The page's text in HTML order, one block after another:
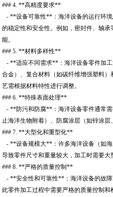
### 4. **高精度要求**
- **设备可靠性**：海洋设备的运行环
的稳定性和安全性。例如，密封件、轴
能。
### 5. **材料多样性**
- **适应不同需求**：海洋设备零件加
合金）、复合材料（如碳纤维增强塑料
艺需根据材料特性进行调整。
### 6. **特殊表面处理**
- **防污和防腐**：海洋设备零件通常
止海洋生物附着）、防腐涂层（如锌涂层
### 7. **大型化和重型化**
- **设备规模大**：许多海洋设备（如
导致零件尺寸和重量较大，加工时需要大
### 8. **严格的质量控制**
- **安全性和可靠性**：海洋设备的故
此零件加工过程中需要严格的质量控制和